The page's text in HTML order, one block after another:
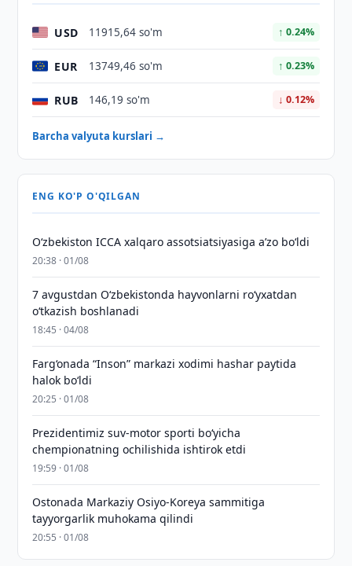
USD 11915,64 so'm ↑ 0.24%
EUR 13749,46 so'm ↑ 0.23%
RUB 146,19 so'm ↓ 0.12%
Barcha valyuta kurslari →
ENG KO'P O'QILGAN
O‘zbekiston ICCA xalqaro assotsiatsiyasiga aʼzo bo‘ldi
20:38 · 01/08
7 avgustdan O‘zbekistonda hayvonlarni ro‘yxatdan
o‘tkazish boshlanadi
18:45 · 04/08
Farg‘onada “Inson” markazi xodimi hashar paytida
halok bo‘ldi
20:25 · 01/08
Prezidentimiz suv-motor sporti bo‘yicha
chempionatning ochilishida ishtirok etdi
19:59 · 01/08
Ostonada Markaziy Osiyo-Koreya sammitiga
tayyorgarlik muhokama qilindi
20:55 · 01/08